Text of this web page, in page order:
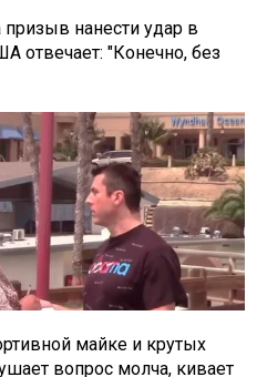
нанести удар в
отвечает: "Конечно, без
майке и крутых
вопрос молча, кивает